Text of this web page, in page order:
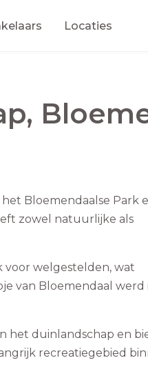
Locaties
,
Bloemendaalse Park
zowel natuurlijke als
voor welgestelden, wat
van Bloemendaal werd
het duinlandschap en
recreatiegebied